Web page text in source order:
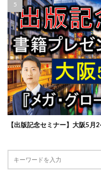
【出版記念セミナー】大阪5